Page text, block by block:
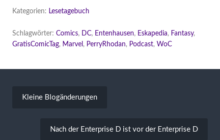
Kategorien: Lesetagebuch
Schlagwörter: Comics, DC, Entenhausen, Eskapedia, Fantasy,
GratisComicTag, Marvel , PerryRhodan, Podcast, WoC
Kleine Blogänderungen
Nach der Enterprise D ist vor der Enterprise D